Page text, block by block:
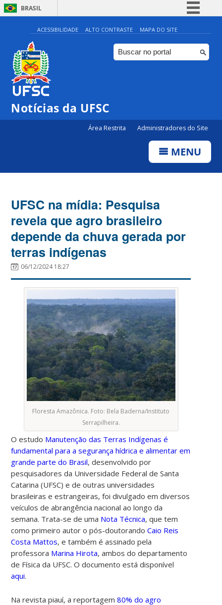
BRASIL
Simplifique!
Comunica BR
Participe
ACESSIBILIDADE ALTO CONTRASTE MAPA DO SITE
Notícias da UFSC
Área Restrita Administradores do Site
MENU
UFSC na mídia: Pesquisa
revela que agro brasileiro
depende da chuva gerada por
terras indígenas
06/12/2024 18:27
Floresta Amazônica. Foto: Bela Baderna/Instituto
Serrapilheira.
O estudo Manutenção das Terras Indígenas é
fundamental para a segurança hídrica e alimentar em
grande parte do Brasil, desenvolvido por
pesquisadores da Universidade Federal de Santa
Catarina (UFSC) e de outras universidades
brasileiras e estrangeiras, foi divulgado em diversos
veículos de abrangência nacional ao longo da
semana. Trata-se de uma Nota Técnica, que tem
como primeiro autor o pós-doutorandoCaio Reis
Costa Mattos, e também é assinado pela
professora Marina Hirota, ambos do departamento
de Física da UFSC. O documento está disponível
aqui.
Na revista piauí, a reportagem80% do agro